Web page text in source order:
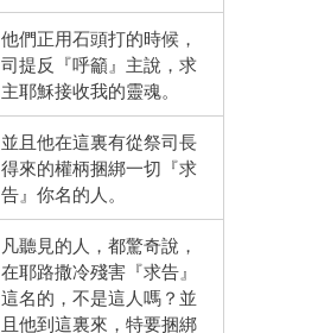
他們正用石頭打的時候，
司提反『呼籲』主說，求
主耶穌接收我的靈魂。
並且他在這裏有從祭司長
得來的權柄捆綁一切『求
告』你名的人。
凡聽見的人，都驚奇說，
在耶路撒冷殘害『求告』
這名的，不是這人嗎？並
且他到這裏來，特要捆綁